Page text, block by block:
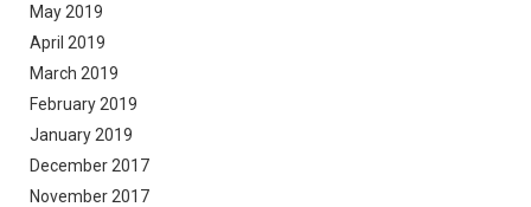
May 2019
April 2019
March 2019
February 2019
January 2019
December 2017
November 2017